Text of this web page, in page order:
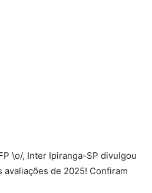
\o/, Inter Ipiranga-SP divulgou
avaliações de 2025! Confiram